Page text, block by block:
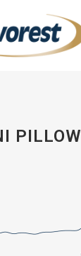
PILLOW